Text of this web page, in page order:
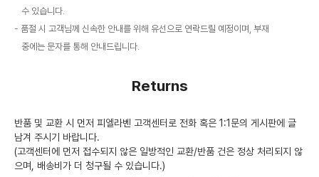
수 있습니다.
품절 시 고객님께 신속한 안내를 위해 유선으로 연락드릴 예정이며, 부재
중에는 문자를 통해 안내드립니다.
Returns
반품 및 교환 시 먼저 피엘라벤 고객센터로 전화 혹은 1:1문의 게시판에 글
남겨 주시기 바랍니다.
(고객센터에 먼저 접수되지 않은 일방적인 교환/반품 건은 정상 처리되지 않
으며, 배송비가 더 청구될 수 있습니다.)